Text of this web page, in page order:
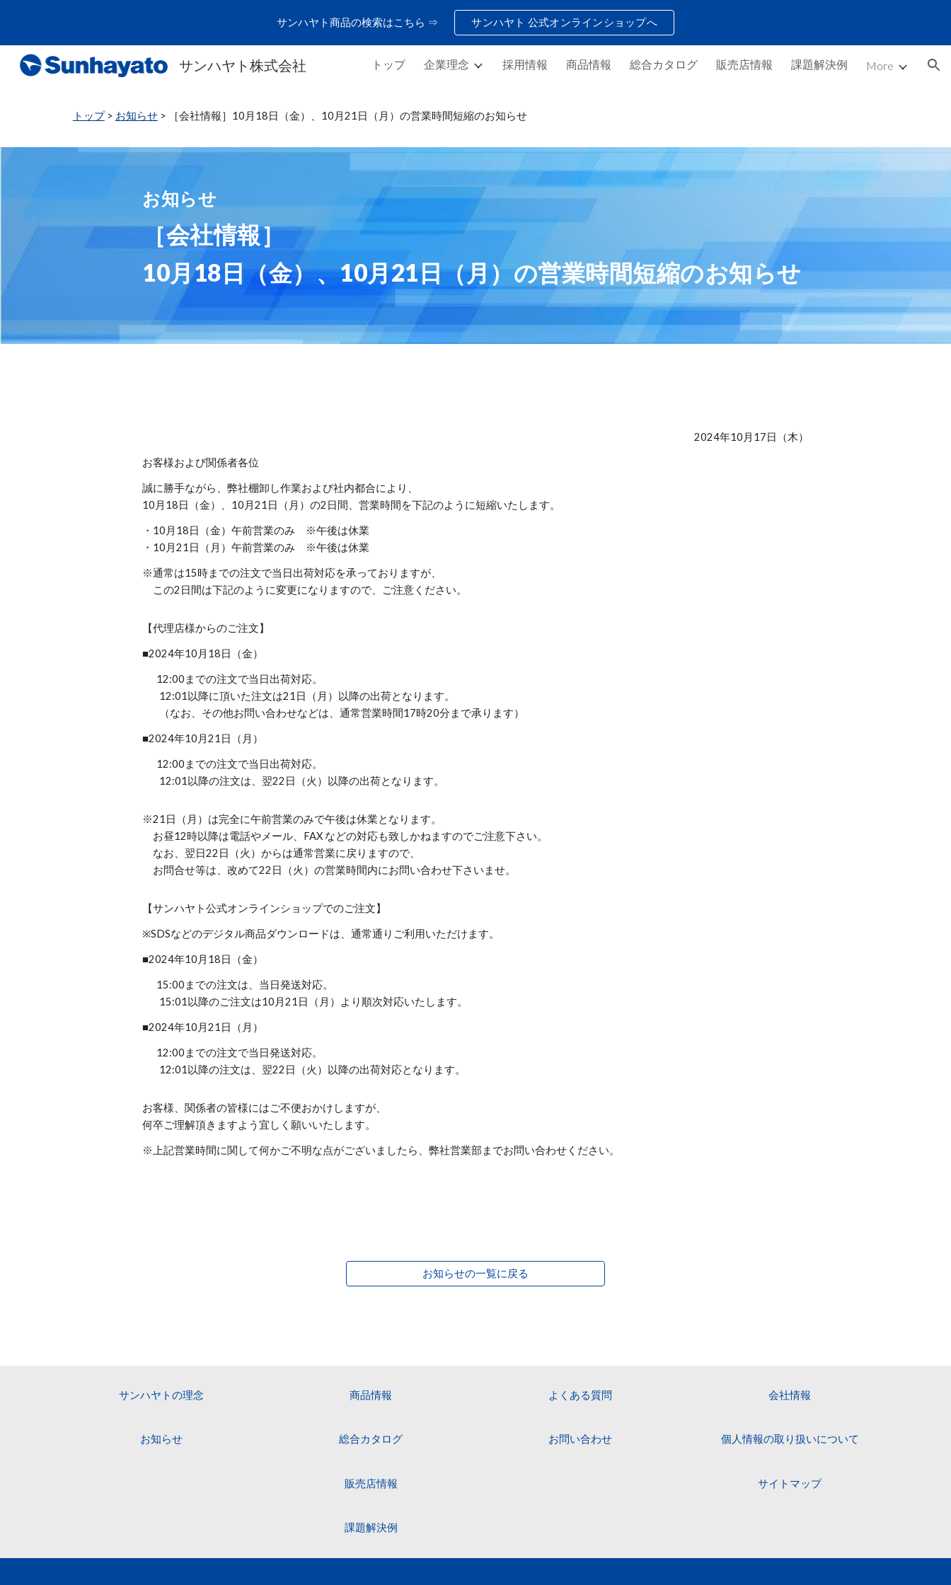
Skip to main content Skip to navigation
サンハヤト商品の検索はこちら ⇒ サンハヤト 公式オンラインショップへ
サンハヤト株式会社 トップ 企業理念 採用情報 商品情報 総合カタログ 販売店情報 課題解決例 More
トップ> お知らせ> ［会社情報］10月18日（金）、 10月21日（月）の営業時間短縮のお知らせ
お知らせ
［会社情報］
10月18日（金）、10月21日（月 ）の営業時間短縮のお知らせ
2024年10 月17日（木）
お客様および関係者各位
誠に勝手ながら、弊社棚卸し作業および社内都合により、
10月18日（金）、10月21日（月）の2日間、営業時間を下記のように短縮いたします。
・10月18日（金）午前営業のみ ※午後は休業
・10月21日（月）午前営業のみ ※午後は休業
※通常は15時までの注文で当日出荷対応を承っておりますが、
この2日間は下記のように変更になりますので、ご注意ください。
【代理店様からのご注文】
■2024年10月18日（金）
12:00までの注文で当日出荷対応。
12:01以降に頂いた注文は21日（月）以降の出荷となります。
（なお、その他お問い合わせなどは、通常営業時間17時20分まで承ります）
■2024年10月21日（月）
12:00までの注文で当日出荷対応。
12:01以降の注文は、翌22日（火）以降の出荷となります。
※21日（月）は完全に午前営業のみで午後は休業となります。
お昼12時以降は電話やメール、FAX などの対応も致しかねますのでご注意下さい。
なお、翌日22日（火）からは通常営業に戻りますので、
お問合せ等は、改めて22日（火）の営業時間内にお問い合わせ下さいませ。
【サンハヤト公式オンラインショップでのご注文】
※SDSなどのデジタル商品ダウンロードは、通常通りご利用いただけます。
■2024年10月18日（金）
15:00までの注文は、当日発送対応。
15:01以降のご注文は10月21日（月）より順次対応いたします。
■2024年10月21日（月）
12:00までの注文で当日発送対応。
12:01以降の注文は、翌22日（火）以降の出荷対応となります。
お客様、関係者の皆様にはご不便おかけしますが、
何卒ご理解頂きますよう宜しく願いいたします。
※上記営業時間に関して何かご不明な点がございましたら、弊社営業部までお問い合わせください。
お知らせの一覧に戻る
サンハヤトの理念
お知らせ
商品情報
総合カタログ
販売店情報
課題解決例
よくある質問
お問い合わせ
会社情報
個人情報の取り扱いについて
サイトマップ